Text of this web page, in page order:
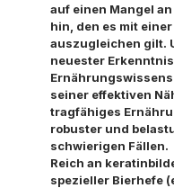
auf einen Mangel
hin, den es mit
auszugleichen gilt.
neuester
seiner effektiven
tragfähiges
robuster und
schwierigen Fällen.
Reich an
spezieller Bierhefe